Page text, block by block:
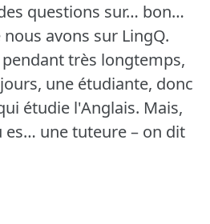
questions sur… bon…
avons sur LingQ.
très longtemps,
une étudiante, donc
étudie l'Anglais. Mais,
es… une tuteure – on dit